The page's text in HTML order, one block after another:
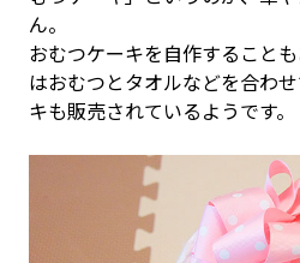
ん。
おむつケーキを自作すること
はおむつとタオルなどを合わ
キも販売されているようです。